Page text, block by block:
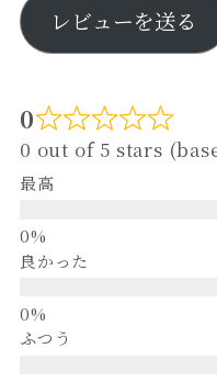
レビューを送る
0
0 out of 5 stars
最高
良かった
ふつう